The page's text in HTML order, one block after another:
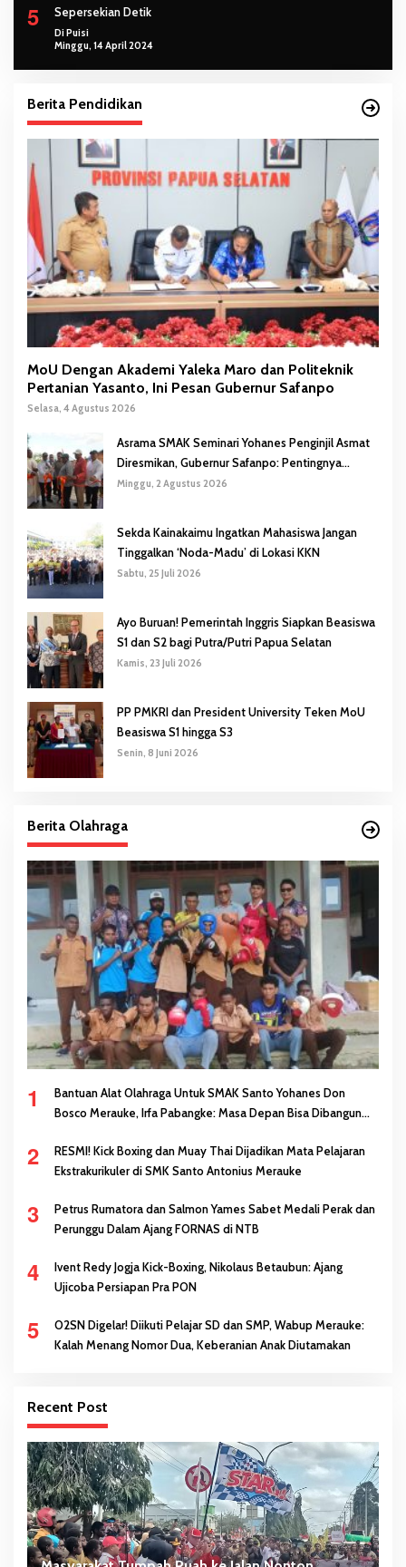
5 Sepersekian Detik
Di Puisi
Minggu, 14 April 2024
Berita Pendidikan
MoU Dengan Akademi Yaleka Maro dan Politeknik
Pertanian Yasanto, Ini Pesan Gubernur Safanpo
Selasa, 4 Agustus 2026
Asrama SMAK Seminari Yohanes Penginjil Asmat
Diresmikan, Gubernur Safanpo: Pentingnya
Pendidikan Karakter
Minggu, 2 Agustus 2026
Sekda Kainakaimu Ingatkan Mahasiswa Jangan
Tinggalkan ‘Noda-Madu’ di Lokasi KKN
Sabtu, 25 Juli 2026
Ayo Buruan! Pemerintah Inggris Siapkan Beasiswa
S1 dan S2 bagi Putra/Putri Papua Selatan
Kamis, 23 Juli 2026
PP PMKRI dan President University Teken MoU
Beasiswa S1 hingga S3
Senin, 8 Juni 2026
Berita Olahraga
1
Bantuan Alat Olahraga Untuk SMAK Santo Yohanes Don
Bosco Merauke, Irfa Pabangke: Masa Depan Bisa Dibangun
2
RESMI! Kick Boxing dan Muay Thai Dijadikan Mata Pelajaran
Ekstrakurikuler di SMK Santo Antonius Merauke
3
Petrus Rumatora dan Salmon Yames Sabet Medali Perak dan
Perunggu Dalam Ajang FORNAS di NTB
4
Ivent Redy Jogja Kick-Boxing, Nikolaus Betaubun: Ajang
Ujicoba Persiapan Pra PON
5
O2SN Digelar! Diikuti Pelajar SD dan SMP, Wabup Merauke:
Kalah Menang Nomor Dua, Keberanian Anak Diutamakan
Recent Post